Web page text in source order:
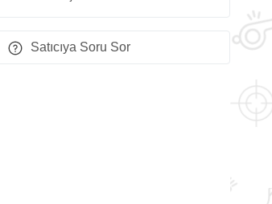
Satıcıya Soru Sor